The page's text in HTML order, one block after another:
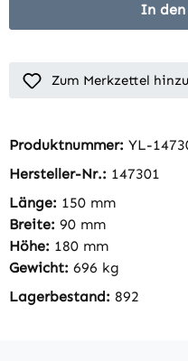
In
Zum Merkzettel
Produktnummer: YL-
Hersteller-Nr.: 147301
Länge: 150 mm
Breite: 90 mm
Höhe: 180 mm
Gewicht: 696 kg
Lagerbestand: 892